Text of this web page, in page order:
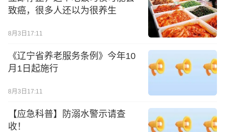
致癌，很多人还以为很养生
8月3日17:11
《辽宁省养老服务条例》今年10
月1日起施行
8月3日17:11
【应急科普】防溺水警示请查
收！